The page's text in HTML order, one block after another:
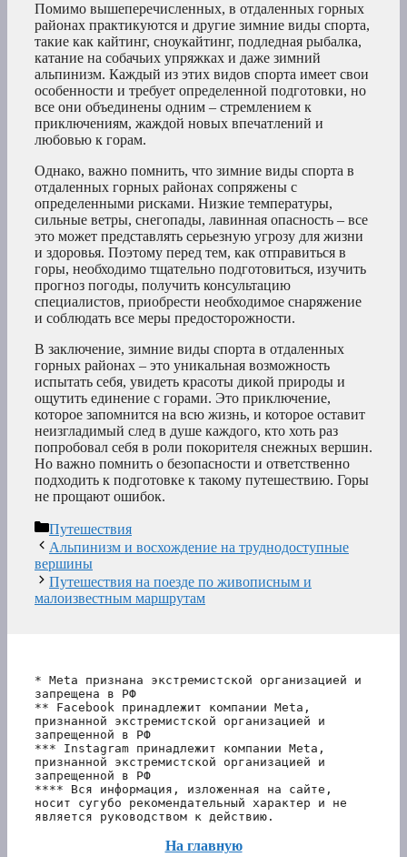
Помимо вышеперечисленных, в отдаленных горных
районах практикуются и другие зимние виды спорта,
такие как кайтинг, сноукайтинг, подледная рыбалка,
катание на собачьих упряжках и даже зимний
альпинизм. Каждый из этих видов спорта имеет свои
особенности и требует определенной подготовки, но
все они объединены одним – стремлением к
приключениям, жаждой новых впечатлений и
любовью к горам.
Однако, важно помнить, что зимние виды спорта в
отдаленных горных районах сопряжены с
определенными рисками. Низкие температуры,
сильные ветры, снегопады, лавинная опасность – все
это может представлять серьезную угрозу для жизни
и здоровья. Поэтому перед тем, как отправиться в
горы, необходимо тщательно подготовиться, изучить
прогноз погоды, получить консультацию
специалистов, приобрести необходимое снаряжение
и соблюдать все меры предосторожности.
В заключение, зимние виды спорта в отдаленных
горных районах – это уникальная возможность
испытать себя, увидеть красоты дикой природы и
ощутить единение с горами. Это приключение,
которое запомнится на всю жизнь, и которое оставит
неизгладимый след в душе каждого, кто хоть раз
попробовал себя в роли покорителя снежных вершин.
Но важно помнить о безопасности и ответственно
подходить к подготовке к такому путешествию. Горы
не прощают ошибок.
Рубрики
Путешествия
Альпинизм и восхождение на труднодоступные
вершины
Путешествия на поезде по живописным и
малоизвестным маршрутам
* Meta признана экстремистской организацией и
запрещена в РФ
** Facebook принадлежит компании Meta,
признанной экстремистской организацией и
запрещенной в РФ
*** Instagram принадлежит компании Meta,
признанной экстремистской организацией и
запрещенной в РФ
**** Вся информация, изложенная на сайте,
носит сугубо рекомендательный характер и не
является руководством к действию.
На главную